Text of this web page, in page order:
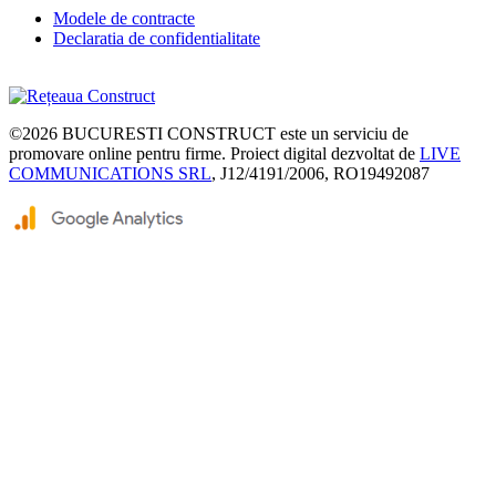
Modele de contracte
Declaratia de confidentialitate
©2026 BUCURESTI CONSTRUCT este un serviciu de
promovare online pentru firme. Proiect digital dezvoltat de LIVE
COMMUNICATIONS SRL, J12/4191/2006, RO19492087